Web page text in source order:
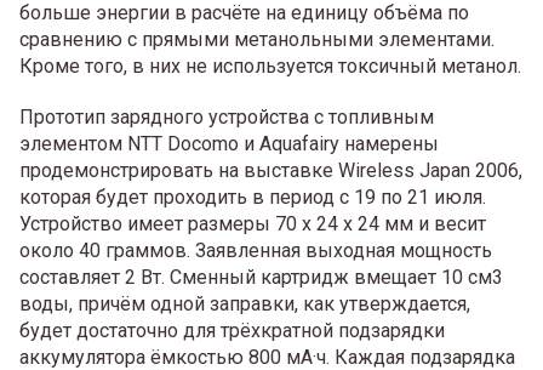
больше энергии в расчёте на единицу объёма по
сравнению с прямыми метанольными элементами.
Кроме того, в них не используется токсичный метанол.
Прототип зарядного устройства с топливным
элементом NTT Docomo и Aquafairy намерены
продемонстрировать на выставке Wireless Japan 2006,
которая будет проходить в период с 19 по 21 июля.
Устройство имеет размеры 70 х 24 х 24 мм и весит
около 40 граммов. Заявленная выходная мощность
составляет 2 Вт. Сменный картридж вмещает 10 см3
воды, причём одной заправки, как утверждается,
будет достаточно для трёхкратной подзарядки
аккумулятора ёмкостью 800 мА·ч. Каждая подзарядка